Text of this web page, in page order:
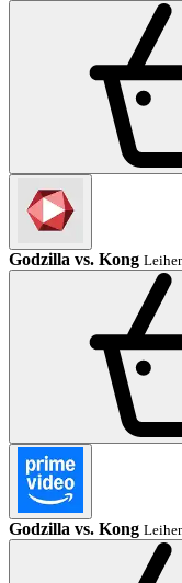
Godzilla vs. Kong
Godzilla vs. Kong